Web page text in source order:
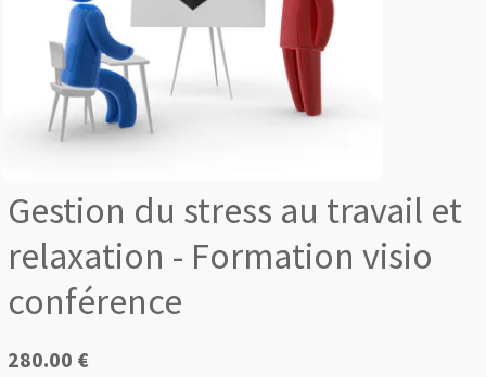
Gestion du stress au travail et
relaxation - Formation visio
conférence
280.00 €